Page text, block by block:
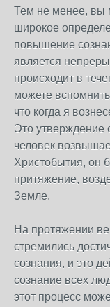
Тем не менее, вы
широкое
повышение
является
происходит в
можете
что когда я
Это утверждение
человек
Христобытия, он
притяжение,
Земле.
На протяжении
стремились
сознания, и это
сознание всех
этот процесс